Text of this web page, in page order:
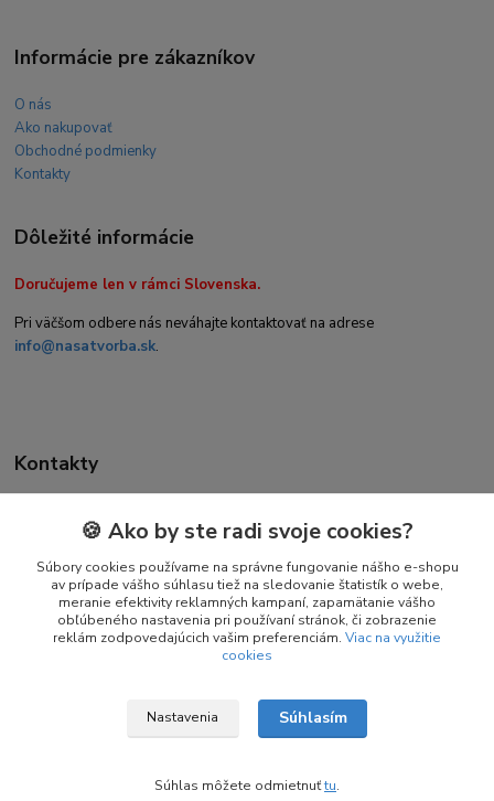
Informácie pre zákazníkov
O nás
Ako nakupovať
Obchodné podmienky
Kontakty
Dôležité informácie
Doručujeme len v rámci Slovenska.
Pri väčšom odbere nás neváhajte kontaktovať na adrese
info@nasatvorba.sk.
Kontakty
+421 944 947 463
(Pon-Pia 08:00-16:00)
info@nasatvorba.sk
© Copyright 2025 – 2026 Naša Tvorba
🍪 Ako by ste radi svoje cookies?
Súbory cookies používame na správne fungovanie nášho e-shopu
av prípade vášho súhlasu tiež na sledovanie štatistík o webe,
meranie efektivity reklamných kampaní, zapamätanie vášho
obľúbeného nastavenia pri používaní stránok, či zobrazenie
reklám zodpovedajúcich vašim preferenciám. Viac na využitie
cookies
Nastavenia Súhlasím
Súhlas môžete odmietnuťtu.